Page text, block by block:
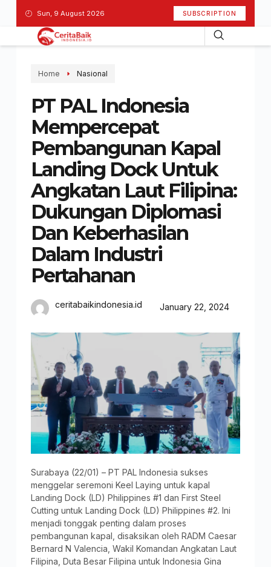
Sun, 9 August 2026 SUBSCRIPTION
Home Nasional
PT PAL Indonesia
Mempercepat
Pembangunan Kapal
Landing Dock Untuk
Angkatan Laut Filipina:
Dukungan Diplomasi
Dan Keberhasilan
Dalam Industri
Pertahanan
ceritabaikindonesia.id January 22, 2024
Surabaya (22/01) – PT PAL Indonesia sukses
menggelar seremoni Keel Laying untuk kapal
Landing Dock (LD) Philippines #1 dan First Steel
Cutting untuk Landing Dock (LD) Philippines #2. Ini
menjadi tonggak penting dalam proses
pembangunan kapal, disaksikan oleh RADM Caesar
Bernard N Valencia, Wakil Komandan Angkatan Laut
Filipina, Duta Besar Filipina untuk Indonesia Gina